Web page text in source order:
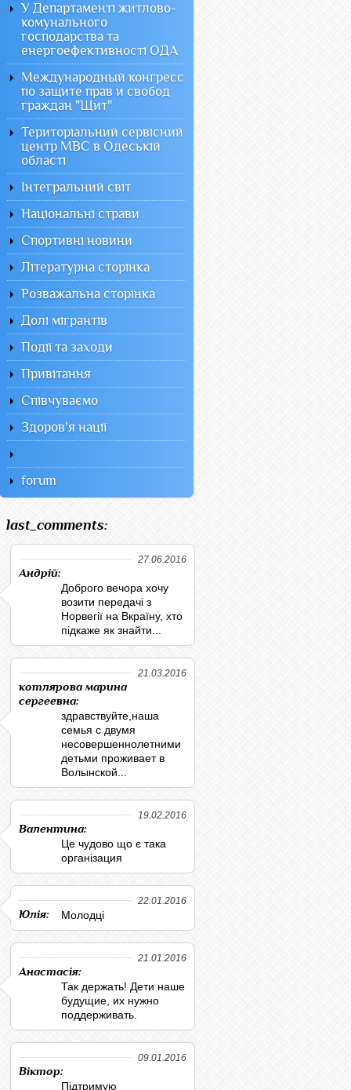
У Департаменті житлово-
комунального
господарства та
енергоефективності ОДА
Международный конгресс
по защите прав и свобод
граждан "Щит"
Територіальний сервісний
центр МВС в Одеській
області
Інтегральний світ
Національні страви
Спортивні новини
Літературна сторінка
Розважальна сторінка
Долі мігрантів
Події та заходи
Привітання
Співчуваємо
Здоров'я нації
forum
last_comments:
27.06.2016
Андрій:
Доброго вечора хочу
возити передачі з
Норвегії на Вкраїну, хто
підкаже як знайти...
21.03.2016
котлярова марина
сергеевна:
здравствуйте,наша
семья с двумя
несовершеннолетними
детьми проживает в
Волынской...
19.02.2016
Валентина:
Це чудово що є така
організация
22.01.2016
Юлія: Молодці
21.01.2016
Анастасія:
Так держать! Дети наше
будущие, их нужно
поддерживать.
09.01.2016
Віктор:
Підтримую